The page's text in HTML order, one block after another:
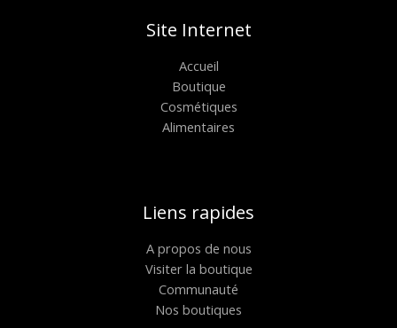
Site Internet
Accueil
Boutique
Cosmétiques
Alimentaires
Liens rapides
A propos de nous
Visiter la boutique
Communauté
Nos boutiques